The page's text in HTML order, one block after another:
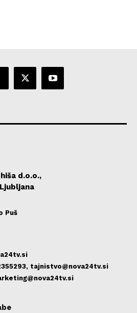
d.o.o.,
Puš
tajnistvo@nova24tv.si